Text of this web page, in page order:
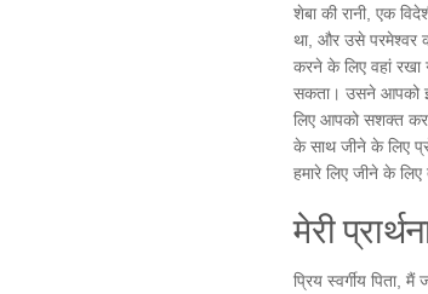
शेबा की रानी, एक
था, और उसे परमेश्वर
करने के लिए वहां रखा
सकता। उसने आपको
लिए आपको सशक्त
के साथ जीने के लिए
हमारे लिए जीने के लिए
मेरी
प्रिय स्वर्गीय